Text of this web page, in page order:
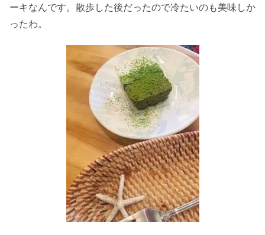
ーキなんです。散歩した後だったので冷たいのも美味しか
ったわ。